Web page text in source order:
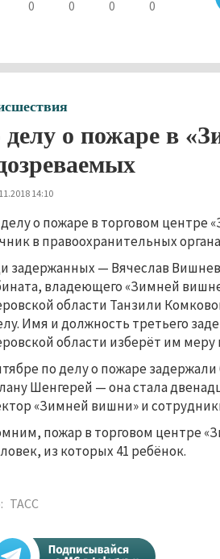
0 0 0 0
о пожаре в
14:10
о пожаре в торговом центре
в правоохранительных
задержанных — Вячеслав
владеющего «Зимней
области Танзили
Имя и должность третьего
области изберёт им меру
по делу о пожаре
Шенгерей — она стала
«Зимней вишни» и
пожар в торговом центре
из которых 41 ребёнок.
ТАСС